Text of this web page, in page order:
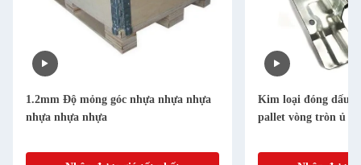
1.2mm Độ mỏng góc nhựa nhựa nhựa
nhựa nhựa nhựa
Kim loại đóng dấu
pallet vòng tròn ủ